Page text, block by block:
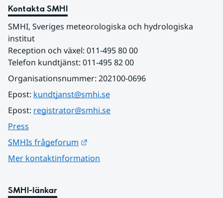
Kontakta SMHI
SMHI, Sveriges meteorologiska och hydrologiska
institut
Reception och växel: 011-495 80 00
Telefon kundtjänst: 011-495 82 00
Organisationsnummer: 202100-0696
Epost: kundtjanst@smhi.se
Epost: registrator@smhi.se
Press
SMHIs frågeforum
Mer kontaktinformation
SMHI-länkar